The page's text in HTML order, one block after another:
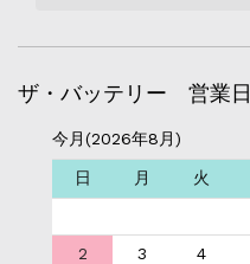
ザ・バッテリー 営業日
今月(2026年8月)
日 月 火
2
3 4